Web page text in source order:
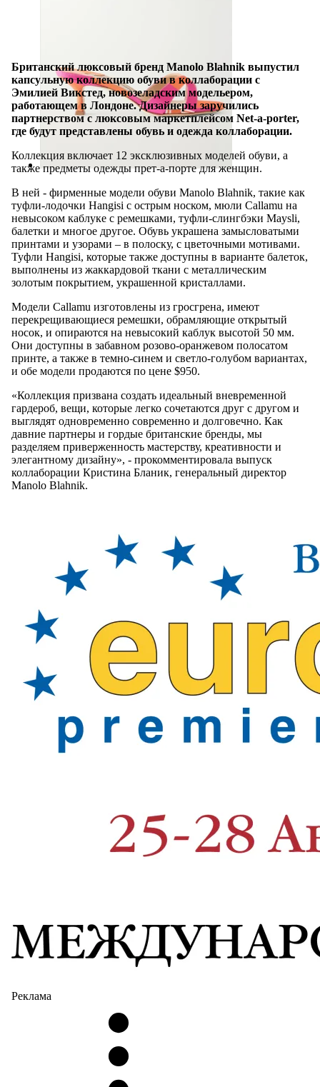
Британский люксовый бренд Manolo Blahnik выпустил
капсульную коллекцию обуви в коллаборации с
Эмилией Викстед, новозеладским модельером,
работающем в Лондоне. Дизайнеры заручились
партнерством с люксовым маркетплейсом Net-a-porter,
где будут представлены обувь и одежда коллаборации.
Коллекция включает 12 эксклюзивных моделей обуви, а
также предметы одежды прет-а-порте для женщин.
В ней - фирменные модели обуви Manolo Blahnik, такие как
туфли-лодочки Hangisi с острым носком, мюли Callamu на
невысоком каблуке с ремешками, туфли-слингбэки Maysli,
балетки и многое другое. Обувь украшена замысловатыми
принтами и узорами – в полоску, с цветочными мотивами.
Туфли Hangisi, которые также доступны в варианте балеток,
выполнены из жаккардовой ткани с металлическим
золотым покрытием, украшенной кристаллами.
Модели Callamu изготовлены из гросгрена, имеют
перекрещивающиеся ремешки, обрамляющие открытый
носок, и опираются на невысокий каблук высотой 50 мм.
Они доступны в забавном розово-оранжевом полосатом
принте, а также в темно-синем и светло-голубом вариантах,
и обе модели продаются по цене $950.
«Коллекция призвана создать идеальный вневременной
гардероб, вещи, которые легко сочетаются друг с другом и
выглядят одновременно современно и долговечно. Как
давние партнеры и гордые британские бренды, мы
разделяем приверженность мастерству, креативности и
элегантному дизайну», - прокомментировала выпуск
коллаборации Кристина Бланик, генеральный директор
Manolo Blahnik.
Реклама